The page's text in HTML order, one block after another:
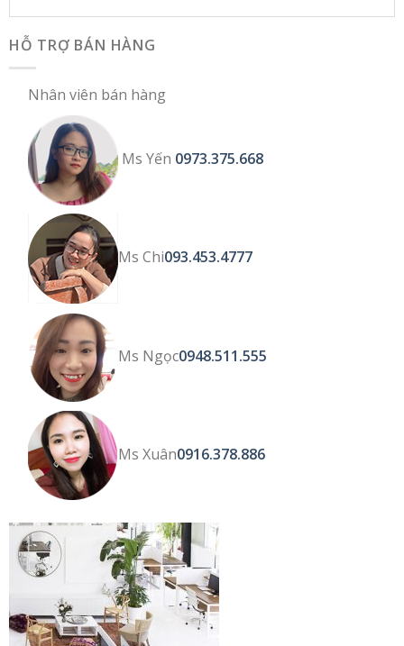
HỖ TRỢ BÁN HÀNG
Nhân viên bán hàng
Ms Yến 0973.375.668
Ms Chi093.453.4777
Ms Ngọc0948.511.555
Ms Xuân0916.378.886